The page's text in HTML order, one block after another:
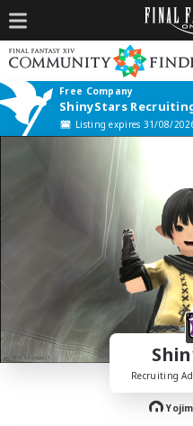
Free Company
ShinyStars
Listing expires 31/08/
Recruiting